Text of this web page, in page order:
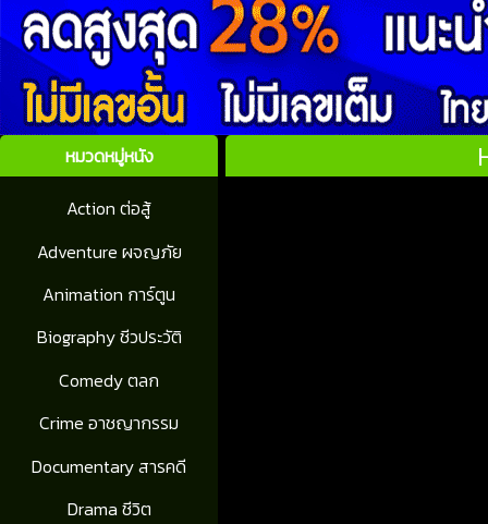
หมวดหมู่หนัง
Action ต่อสู้
Adventure ผจญภัย
Animation การ์ตูน
Biography ชีวประวัติ
Comedy ตลก
Crime อาชญากรรม
Documentary สารคดี
Drama ชีวิต